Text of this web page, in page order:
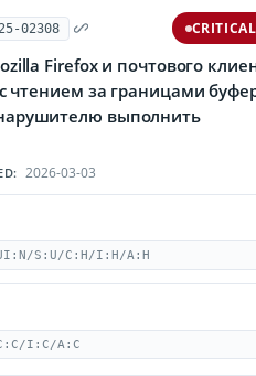
02308 CRITICAL
Firefox и почтового
чтением за границами
выполнить
2026-03-03
S:U/C:H/I:H/A:H
I:C/A:C